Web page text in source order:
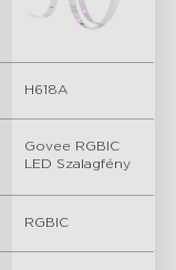
H618A
Govee RGBIC
LED Szalagfény
RGBIC